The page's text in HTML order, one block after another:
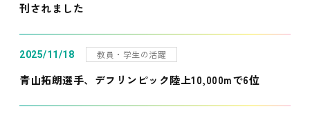
刊されました
2025/11/18 教員・学生の活躍
青山拓朗選手、デフリンピック陸上10,000mで6位